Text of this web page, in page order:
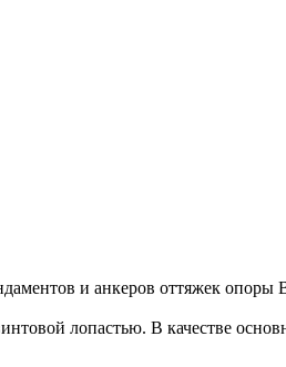
и анкеров оттяжек опоры
лопастью. В качестве